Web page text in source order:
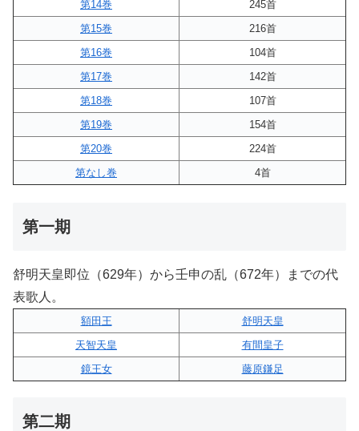
第14巻
245首
第15巻
216首
第16巻
104首
第17巻
142首
第18巻
107首
第19巻
154首
第20巻
224首
第なし巻
4首
第一期
舒明天皇即位（629年）から壬申の乱（672年）までの代
表歌人。
額田王
舒明天皇
天智天皇
有間皇子
鏡王女
藤原鎌足
第二期